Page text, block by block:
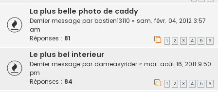
La plus belle photo de caddy
Dernier message par bastien13110 « sam. févr. 04, 2012 3:57
am
Réponses : 81 1 2 3 4 5 6
Le plus bel interieur
Dernier message par dameasyrider « mar. août 16, 2011 9:50
pm
Réponses : 84 1 2 3 4 5 6